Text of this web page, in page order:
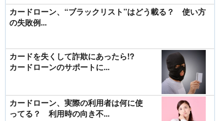
カードローン、“ブラックリスト”はどう載る？ 使い方
の失敗例...
カードを失くして詐欺にあったら!?
カードローンのサポートに...
カードローン、実際の利用者は何に使
ってる？ 利用時の向き不...